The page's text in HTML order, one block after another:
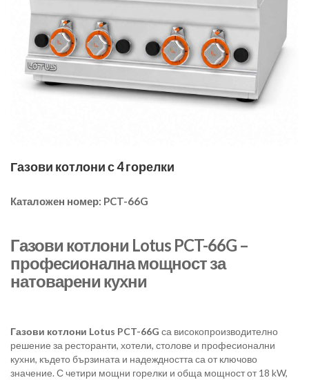
Газови котлони с 4 горелки
Каталожен номер: PCT-66G
Газови котлони Lotus PCT-66G –
професионална мощност за
натоварени кухни
Газови котлони Lotus PCT-66G са високопроизводително
решение за ресторанти, хотели, столове и професионални
кухни, където бързината и надеждността са от ключово
значение. С четири мощни горелки и обща мощност от 18 kW,